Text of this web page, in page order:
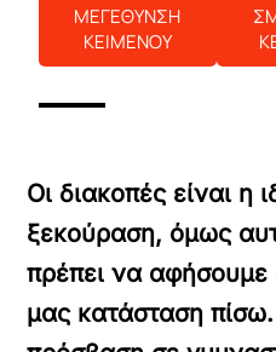
ΜΕΓΕΘΥΝΣΗ
ΚΕΙΜΕΝΟΥ
Οι διακοπές είναι η
ξεκούραση, όμως
πρέπει να αφήσουμε
μας κατάσταση